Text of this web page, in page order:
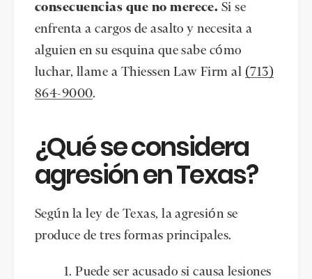
consecuencias que no merece. Si se
enfrenta a cargos de asalto y necesita a
alguien en su esquina que sabe cómo
luchar, llame a Thiessen Law Firm al (713)
864-9000.
¿Qué se considera
agresión en Texas?
Según la ley de Texas, la agresión se
produce de tres formas principales.
Puede ser acusado si causa lesiones